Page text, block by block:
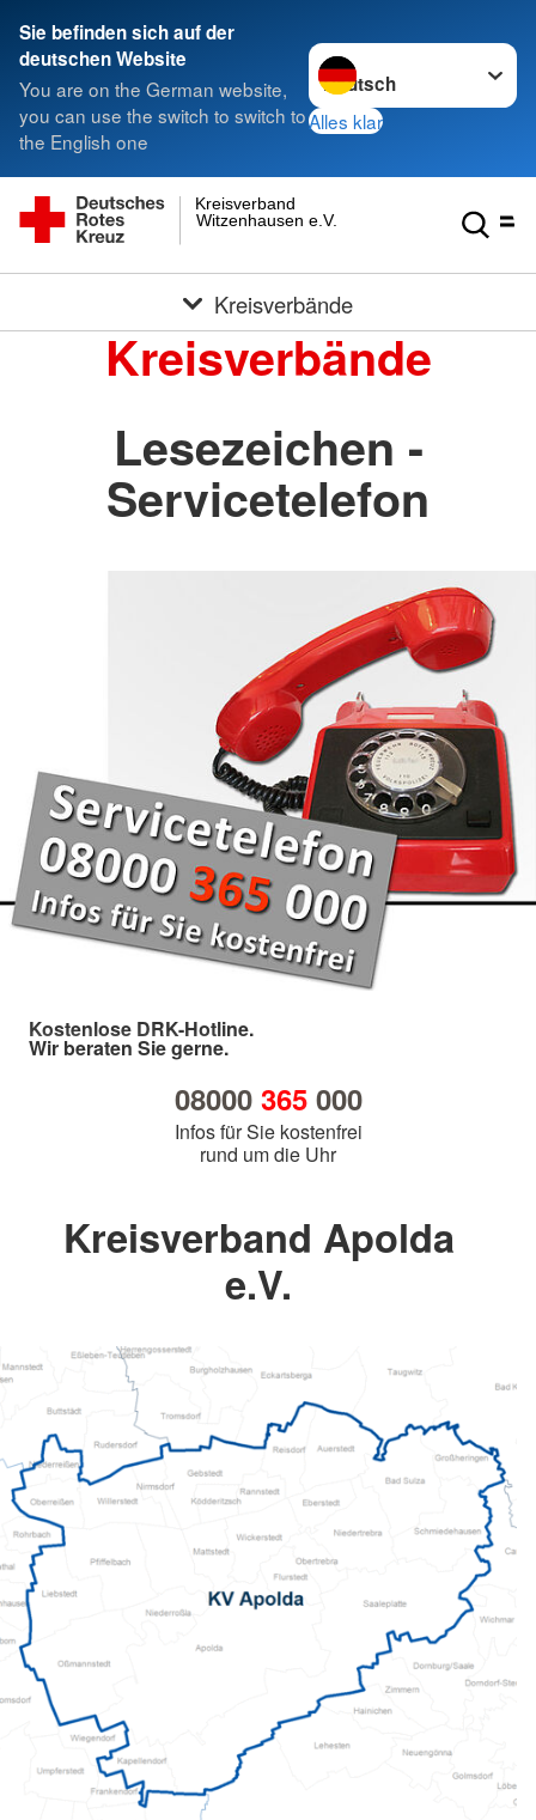
Sie befinden sich auf der
deutschen Website
You are on the German website,
you can use the switch to switch to
the English one
Sprache wechseln zu
Alles klar
Witzenhausen e.V.
Kreisverband
Kreisverbände
Kreisverbände
Lesezeichen -
Servicetelefon
Kostenlose DRK-Hotline.
Wir beraten Sie gerne.
08000 365000
Infos für Sie kostenfrei
rund um die Uhr
Kreisverband Apolda
e.V.